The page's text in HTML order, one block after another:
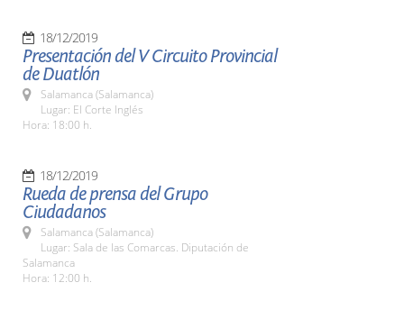
18/12/2019
Presentación del V Circuito Provincial
de Duatlón
Salamanca (Salamanca)
Lugar: El Corte Inglés
Hora: 18:00 h.
18/12/2019
Rueda de prensa del Grupo
Ciudadanos
Salamanca (Salamanca)
Lugar: Sala de las Comarcas. Diputación de
Salamanca
Hora: 12:00 h.